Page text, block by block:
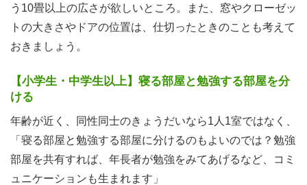
う10畳以上の広さが欲しいところ。また、窓やクローゼッ
トの大きさやドアの位置は、仕切ったときのことも考えて
おきましょう。
【小学生・中学生以上】寝る部屋と勉強する部屋を分
ける
年齢が近く、同性同士のきょうだいなら1人1室ではなく、
「寝る部屋と勉強する部屋に分けるのもよいのでは？勉強
部屋を共有すれば、年長者が勉強をみてあげるなど、コミ
ュニケーションも生まれます」